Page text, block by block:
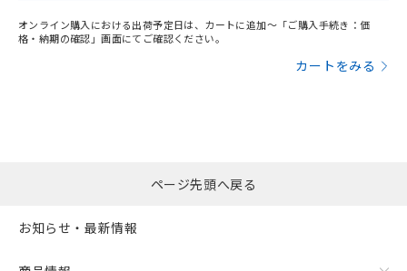
オンライン購入における出荷予定日は、カートに追加～「ご購入手続き：価
格・納期の確認」画面にてご確認ください。
カートをみる
ページ先頭へ戻る
お知らせ・最新情報